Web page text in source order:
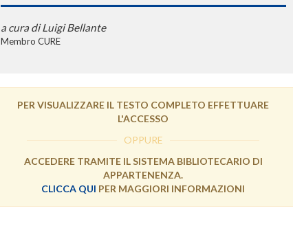
a cura di Luigi Bellante
Membro CURE
PER VISUALIZZARE IL TESTO COMPLETO EFFETTUARE
L'ACCESSO
OPPURE
ACCEDERE TRAMITE IL SISTEMA BIBLIOTECARIO DI
APPARTENENZA.
CLICCA QUI PER MAGGIORI INFORMAZIONI